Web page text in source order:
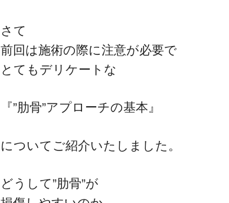
首・肩テクニック
さて
前回は施術の際に注意が必要で
とてもデリケートな
『”肋骨”アプローチの基本』
についてご紹介いたしました。
どうして”肋骨”が